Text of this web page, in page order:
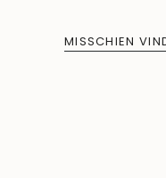
MISSCHIEN